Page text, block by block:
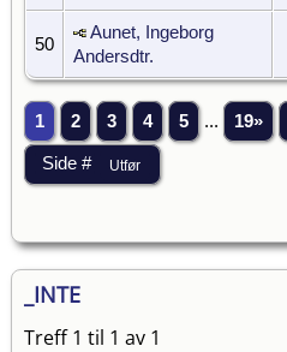
50
Aunet, Ingeborg
Andersdtr.
1 2 3 4 5 ... 19»
_INTE
Treff 1 til 1 av 1